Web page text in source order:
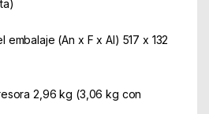
embalaje (An x F x Al) 517 x 132
2,96 kg (3,06 kg con